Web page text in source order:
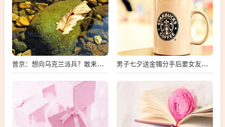
普京：想向乌克兰派兵？敢来就打，普京，敢派兵到乌克兰，将面临严厉反击 男子七夕送金镯分手后要女友还钱